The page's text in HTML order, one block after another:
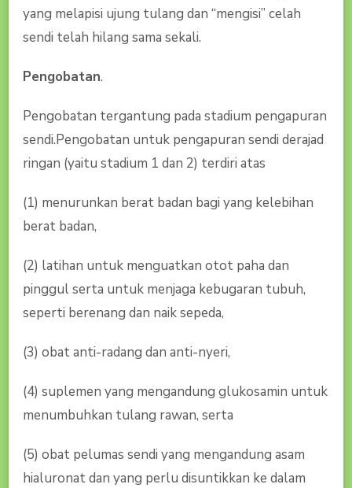
yang melapisi ujung tulang dan “mengisi” celah
sendi telah hilang sama sekali.
Pengobatan.
Pengobatan tergantung pada stadium pengapuran
sendi.Pengobatan untuk pengapuran sendi derajad
ringan (yaitu stadium 1 dan 2) terdiri atas
(1) menurunkan berat badan bagi yang kelebihan
berat badan,
(2) latihan untuk menguatkan otot paha dan
pinggul serta untuk menjaga kebugaran tubuh,
seperti berenang dan naik sepeda,
(3) obat anti-radang dan anti-nyeri,
(4) suplemen yang mengandung glukosamin untuk
menumbuhkan tulang rawan, serta
(5) obat pelumas sendi yang mengandung asam
hialuronat dan yang perlu disuntikkan ke dalam